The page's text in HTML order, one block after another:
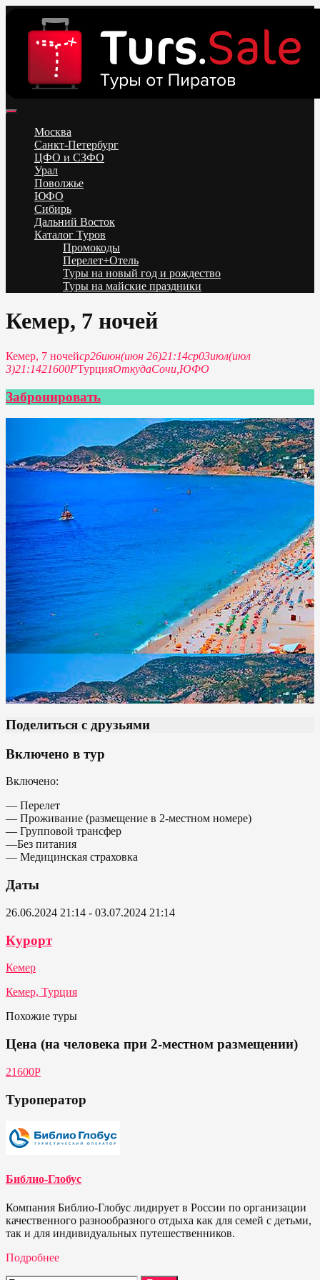
content
Низкие цены на путевки 3-7-10 ночей все включено, отдых на
море. Распродажа экскурсионных и горнолыжных туров.
Обновление каждый день. Официальный сайт Тур Сейл
Москва
Санкт-Петербург
ЦФО и СЗФО
Урал
Поволжье
ЮФО
Сибирь
Дальний Восток
Каталог Туров
Промокоды
Перелет+Отель
Туры на новый год и рождество
Туры на майские праздники
Кемер, 7 ночей
Кемер, 7 ночейср26июн(июн 26)21:14ср03июл(июл
3)21:1421600РТурцияОткудаСочи, ЮФО
Забронировать
Поделиться с друзьями
Включено в тур
Включено:
— Перелет
— Проживание (размещение в 2-местном номере)
— Групповой трансфер
—Без питания
— Медицинская страховка
Даты
26.06.2024 21:14 - 03.07.2024 21:14
Курорт
Кемер
Кемер, Турция
Похожие туры
Цена (на человека при 2-местном размещении)
21600Р
Туроператор
Библио-Глобус
Компания Библио-Глобус лидирует в России по организации
качественного разнообразного отдыха как для семей с детьми,
так и для индивидуальных путешественников.
Подробнее